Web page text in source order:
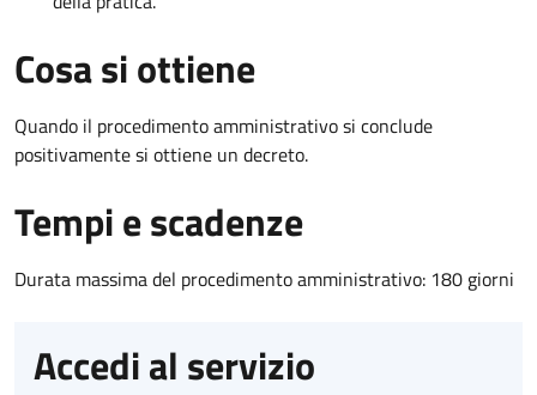
Cosa si ottiene
Quando il procedimento amministrativo si conclude
positivamente si ottiene un decreto.
Tempi e scadenze
Durata massima del procedimento amministrativo: 180 giorni
Accedi al servizio